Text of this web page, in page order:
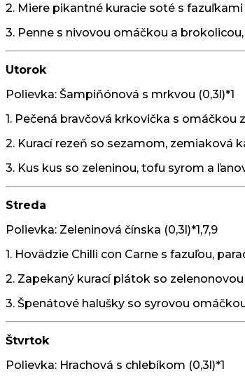
2. Miere pikantné kuracie soté s
3. Penne s nivovou omáčkou a brokolicou,
Utorok
Polievka: Šampiňónová s mrkvou (0,3l)*1
1. Pečená bravčová krkovička s omáčkou
2. Kurací rezeň so sezamom, zemiaková
3. Kus kus so zeleninou, tofu syrom a
Streda
Polievka: Zeleninová čínska (0,3l)*1,7,9
1. Hovädzie Chilli con Carne s fazuľou,
2. Zapekaný kurací plátok so zelenonovou
3. Špenátové halušky so syrovou
Štvrtok
Polievka: Hrachová s chlebíkom (0,3l)*1